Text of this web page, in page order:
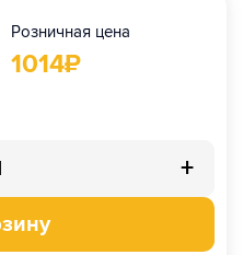
Розничная цена
1014₽
+